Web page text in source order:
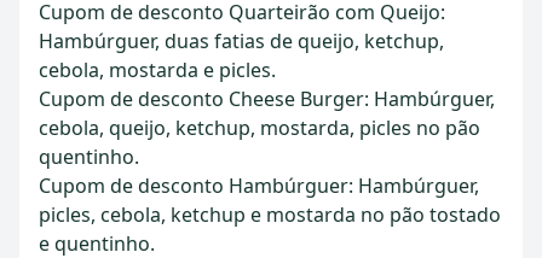
Cupom de desconto Quarteirão com Queijo:
Hambúrguer, duas fatias de queijo, ketchup,
cebola, mostarda e picles.
Cupom de desconto Cheese Burger: Hambúrguer,
cebola, queijo, ketchup, mostarda, picles no pão
quentinho.
Cupom de desconto Hambúrguer: Hambúrguer,
picles, cebola, ketchup e mostarda no pão tostado
e quentinho.